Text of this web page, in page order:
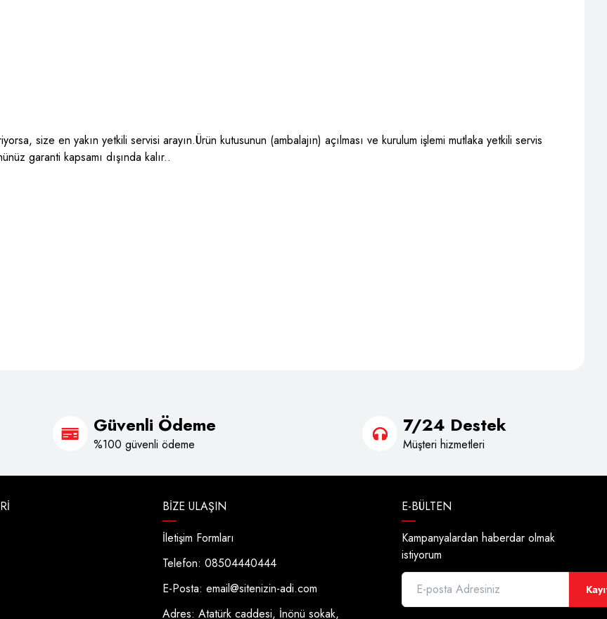
size en yakın yetkili servisi arayın.Ürün kutusunun (ambalajın) açılması ve kurulum işlemi mutlaka yetkili servis
garanti kapsamı dışında kalır..
Güvenli Ödeme
%100 güvenli ödeme
7/24 Destek
Müşteri hizmetleri
BIZE ULAŞIN
İletişim Formları
Telefon: 08504440444
E-Posta: email@sitenizin-adi.com
Adres: Atatürk caddesi, İnönü sokak,
E-BÜLTEN
Kampanyalardan haberdar olmak
istiyorum